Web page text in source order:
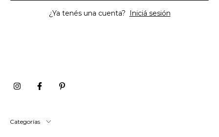
¿Ya tenés una cuenta? Iniciá sesión
Categorías